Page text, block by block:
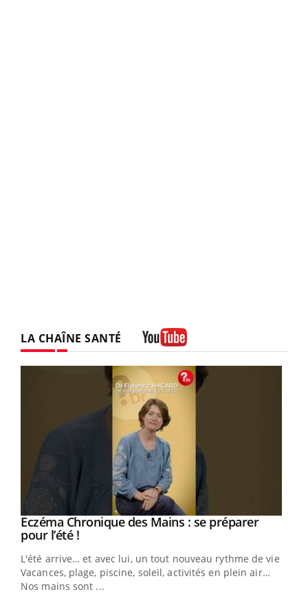
LA CHAÎNE SANTÉ
Youtube
Eczéma Chronique des Mains : se préparer
pour l’été !Youtube
L'été arrive… et avec lui, un tout nouveau rythme de vie !
Vacances, plage, piscine, soleil, activités en plein air…
Nos mains sont ...